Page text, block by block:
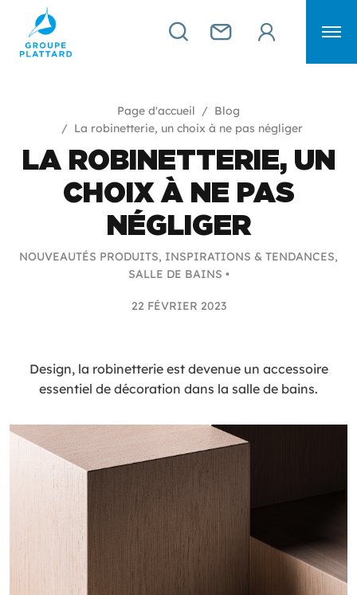
Page d'accueil
Blog
La robinetterie, un choix à ne pas négliger
LA ROBINETTERIE, UN
CHOIX À NE PAS
NÉGLIGER
NOUVEAUTÉS PRODUITS, INSPIRATIONS & TENDANCES,
SALLE DE BAINS •
22 FÉVRIER 2023
Design, la robinetterie est devenue un accessoire
essentiel de décoration dans la salle de bains.